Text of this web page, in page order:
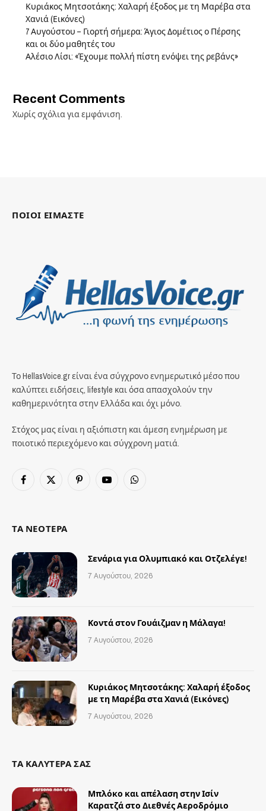
Κυριάκος Μητσοτάκης: Χαλαρή έξοδος με τη Μαρέβα στα
Χανιά (Εικόνες)
7 Αυγούστου – Γιορτή σήμερα: Άγιος Δομέτιος ο Πέρσης
και οι δύο μαθητές του
Αλέσιο Λίσι: «Έχουμε πολλή πίστη ενόψει της ρεβάνς»
Recent Comments
Χωρίς σχόλια για εμφάνιση.
ΠΟΙΟΙ ΕΙΜΑΣΤΕ
Το HellasVoice.gr είναι ένα σύγχρονο ενημερωτικό μέσο που
καλύπτει ειδήσεις, lifestyle και όσα απασχολούν την
καθημερινότητα στην Ελλάδα και όχι μόνο.
Στόχος μας είναι η αξιόπιστη και άμεση ενημέρωση με
ποιοτικό περιεχόμενο και σύγχρονη ματιά.
Facebook
X
PinterestYouTubeWhatsApp
ΤΑ ΝΕΟΤΕΡΑ
Σενάρια για Ολυμπιακό και Οτζελέγε!
7 Αυγούστου, 2026
Κοντά στον Γουάιζμαν η Μάλαγα!
7 Αυγούστου, 2026
Κυριάκος Μητσοτάκης: Χαλαρή έξοδος
με τη Μαρέβα στα Χανιά (Εικόνες)
7 Αυγούστου, 2026
ΤΑ ΚΑΛΥΤΕΡΑ ΣΑΣ
Μπλόκο και απέλαση στην Ισίν
Καρατζά στο Διεθνές Αεροδρόμιο